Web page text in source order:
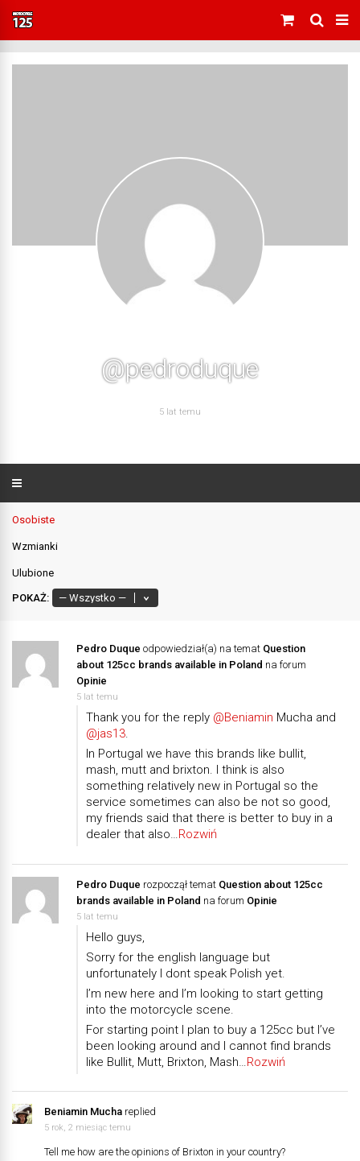
@pedroduque
5 lat temu
Osobiste
Wzmianki
Ulubione
POKAŻ:
Pedro Duque odpowiedział(a) na temat Question
about 125cc brands available in Poland na forum
Opinie
5 lat temu
Thank you for the reply @Beniamin Mucha and
@jas13.
In Portugal we have this brands like bullit,
mash, mutt and brixton. I think is also
something relatively new in Portugal so the
service sometimes can also be not so good,
my friends said that there is better to buy in a
dealer that also…Rozwiń
Pedro Duque rozpoczął temat Question about 125cc
brands available in Poland na forum Opinie
5 lat temu
Hello guys,
Sorry for the english language but
unfortunately I dont speak Polish yet.
I’m new here and I’m looking to start getting
into the motorcycle scene.
For starting point I plan to buy a 125cc but I’ve
been looking around and I cannot find brands
like Bullit, Mutt, Brixton, Mash…Rozwiń
Beniamin Mucha replied
5 rok, 2 miesiąc temu
Tell me how are the opinions of Brixton in your country?